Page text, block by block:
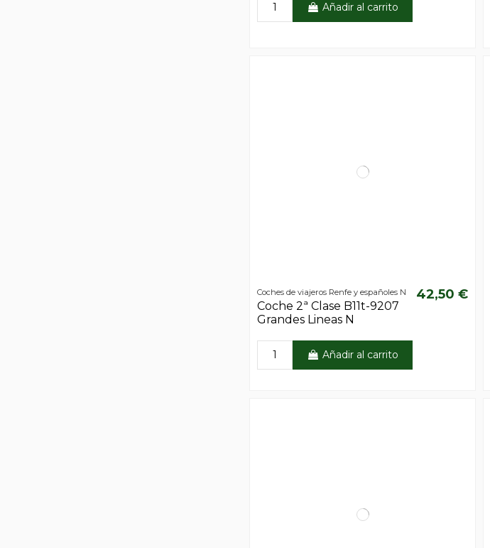
Añadir al carrito
Coches de viajeros Renfe y españoles N
Coche 2ª Clase B11t-9207
Grandes Lineas N
42,50 €
Añadir al carrito